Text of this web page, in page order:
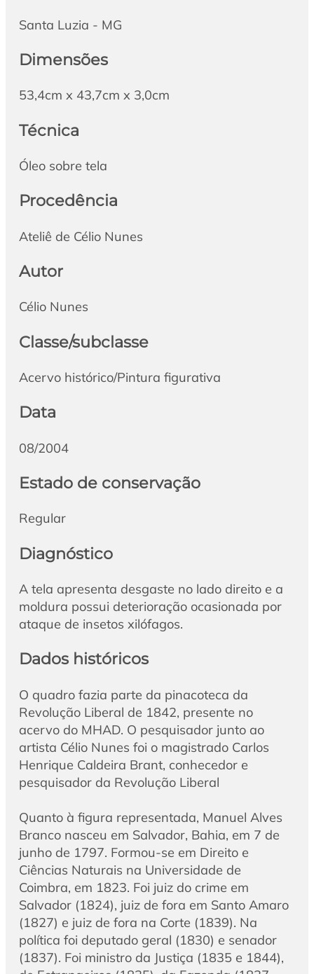
Santa Luzia - MG
Dimensões
53,4cm x 43,7cm x 3,0cm
Técnica
Óleo sobre tela
Procedência
Ateliê de Célio Nunes
Autor
Célio Nunes
Classe/subclasse
Acervo histórico/Pintura figurativa
Data
08/2004
Estado de conservação
Regular
Diagnóstico
A tela apresenta desgaste no lado direito e a
moldura possui deterioração ocasionada por
ataque de insetos xilófagos.
Dados históricos
O quadro fazia parte da pinacoteca da
Revolução Liberal de 1842, presente no
acervo do MHAD. O pesquisador junto ao
artista Célio Nunes foi o magistrado Carlos
Henrique Caldeira Brant, conhecedor e
pesquisador da Revolução Liberal
Quanto à figura representada, Manuel Alves
Branco nasceu em Salvador, Bahia, em 7 de
junho de 1797. Formou-se em Direito e
Ciências Naturais na Universidade de
Coimbra, em 1823. Foi juiz do crime em
Salvador (1824), juiz de fora em Santo Amaro
(1827) e juiz de fora na Corte (1839). Na
política foi deputado geral (1830) e senador
(1837). Foi ministro da Justiça (1835 e 1844),